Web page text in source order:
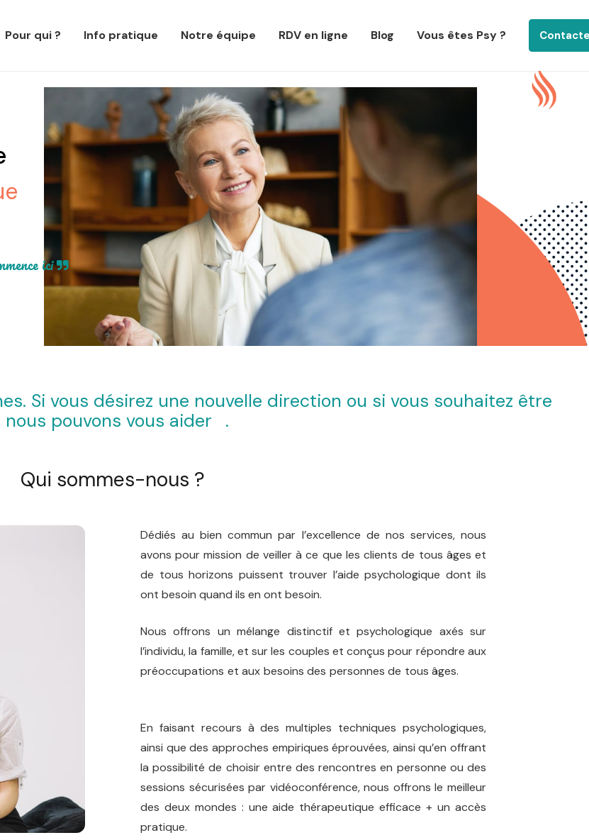
Pour qui ? Info pratique Notre équipe RDV en ligne Blog Vous êtes Psy ?
ici
Si vous désirez une nouvelle direction ou si vous souhaitez être
pouvons vous aider
.
Qui sommes-nous ?
Dédiés au bien commun par l’excellence de nos services, nous
avons pour mission de veiller à ce que les clients de tous âges et
de tous horizons puissent trouver l’aide psychologique dont ils
ont besoin quand ils en ont besoin.
Nous offrons un mélange distinctif et psychologique axés sur
l’individu, la famille, et sur les couples et conçus pour répondre aux
préoccupations et aux besoins des personnes de tous âges.
En faisant recours à des multiples techniques psychologiques,
ainsi que des approches empiriques éprouvées, ainsi qu’en offrant
la possibilité de choisir entre des rencontres en personne ou des
sessions sécurisées par vidéoconférence, nous offrons le meilleur
des deux mondes : une aide thérapeutique efficace + un accès
pratique.